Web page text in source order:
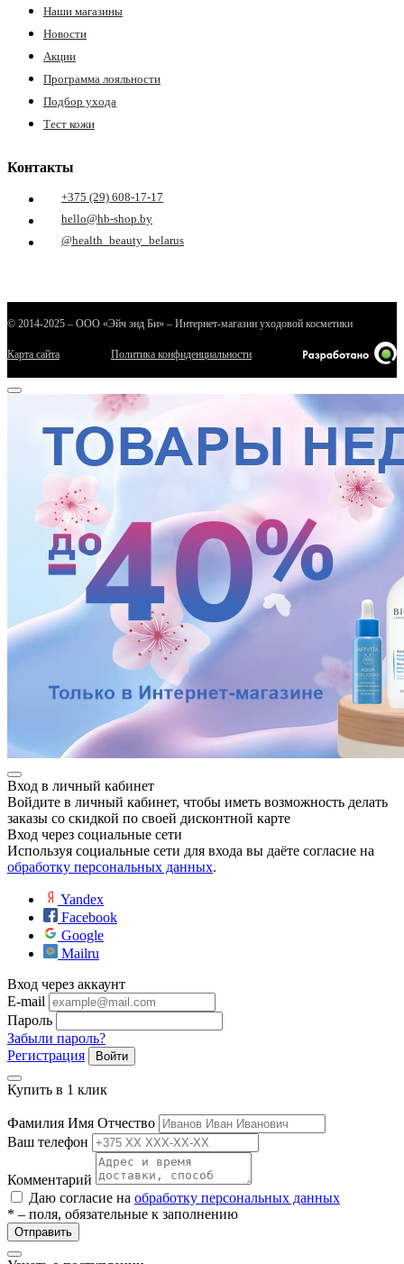
Наши магазины
Новости
Акции
Программа лояльности
Подбор ухода
Тест кожи
Контакты
+375 (29) 608-17-17
hello@hb-shop.by
@health_beauty_belarus
© 2014-2025 – ООО «Эйч энд Би» – Интернет-магазин уходовой косметики
Карта сайта Политика конфиденциальности
Вход в личный кабинет
Войдите в личный кабинет, чтобы иметь возможность делать
заказы со скидкой по своей дисконтной карте
Вход через социальные сети
Используя социальные сети для входа вы даёте согласие на
обработку персональных данных.
Yandex
Facebook
Google
Mailru
Вход через аккаунт
E-mail
Пароль
Забыли пароль?
Регистрация
Войти
Купить в 1 клик
Фамилия Имя Отчество
Ваш телефон
Комментарий
Даю согласие на обработку персональных данных
* – поля, обязательные к заполнению
Отправить